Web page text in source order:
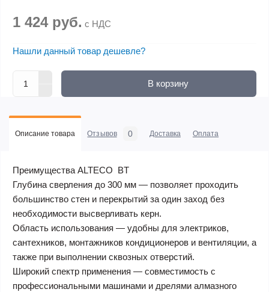
1 424 руб. с НДС
Нашли данный товар дешевле?
В корзину
Описание товара Отзывов 0 Доставка Оплата
Преимущества ALTECO BT ​​
Глубина сверления до 300 мм — позволяет проходить
большинство стен и перекрытий за один заход без
необходимости высверливать керн.
Область использования — удобны для электриков,
сантехников, монтажников кондиционеров и вентиляции, а
также при выполнении сквозных отверстий.
Широкий спектр применения — совместимость с
профессиональными машинами и дрелями алмазного